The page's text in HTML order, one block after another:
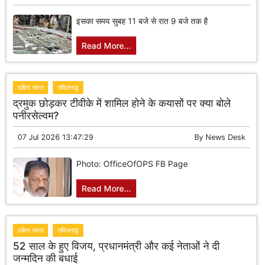
इसका समय सुबह 11 बजे से रात 9 बजे तक है
Read More...
दक्षिण भारत तमिलनाडु
द्रमुक छोड़कर टीवीके में शामिल होने के कयासों पर क्या बोले
पनीरसेल्वम?
07 Jul 2026 13:47:29 By News Desk
Photo: OfficeOfOPS FB Page
Read More...
दक्षिण भारत तमिलनाडु
52 साल के हुए विजय, प्रधानमंत्री और कई नेताओं ने दी
जन्मदिन की बधाई